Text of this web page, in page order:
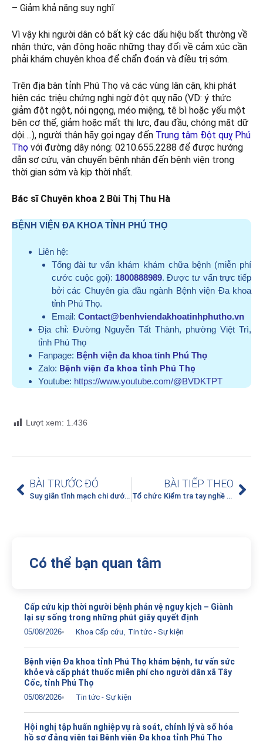
– Giảm khả năng suy nghĩ
Vì vậy khi người dân có bất kỳ các dấu hiệu bất thường về
nhận thức, vận động hoặc những thay đổi về cảm xúc cần
phải khám chuyên khoa để chẩn đoán và điều trị sớm.
Trên địa bàn tỉnh Phú Thọ và các vùng lân cận, khi phát
hiện các triệu chứng nghi ngờ đột quỵ não (VD: ý thức
giảm đột ngột, nói ngọng, méo miệng, tê bì hoặc yếu một
bên cơ thể, giảm hoặc mất thị lực, đau đầu, chóng mặt dữ
dội….), người thân hãy gọi ngay đến Trung tâm Đột quỵ Phú
Thọ với đường dây nóng: 0210.655.2288 để được hướng
dẫn sơ cứu, vận chuyển bệnh nhân đến bệnh viện trong
thời gian sớm và kịp thời nhất.
Bác sĩ Chuyên khoa 2 Bùi Thị Thu Hà
BỆNH VIỆN ĐA KHOA TỈNH PHÚ THỌ
Liên hệ:
Tổng đài tư vấn khám khám chữa bệnh (miễn phí
cước cuộc gọi): 1800888989. Được tư vấn trực tiếp
bởi các Chuyên gia đầu ngành Bệnh viện Đa khoa
tỉnh Phú Thọ.
Email: Contact@benhviendakhoatinhphutho.vn
Địa chỉ: Đường Nguyễn Tất Thành, phường Việt Trì,
tỉnh Phú Thọ
Fanpage: Bệnh viện đa khoa tỉnh Phú Thọ
Zalo: Bệnh viện đa khoa tỉnh Phú Thọ
Youtube: https://www.youtube.com/@BVDKTPT
Lượt xem: 1.436
BÀI TRƯỚC ĐÓ
Suy giãn tĩnh mạch chi dưới – Người bệnh từ Nghệ An đến Bệnh viện đa khoa tỉnh Phú Thọ điều trị
BÀI TIẾP THEO
Tổ chức Kiểm tra tay nghề chuyên môn cho Bác sĩ có thâm niên công tác dưới 5 năm
Có thể bạn quan tâm
Cấp cứu kịp thời người bệnh phản vệ nguy kịch – Giành
lại sự sống trong những phút giây quyết định
05/08/2026 Khoa Cấp cứu Tin tức - Sự kiện
Bệnh viện Đa khoa tỉnh Phú Thọ khám bệnh, tư vấn sức
khỏe và cấp phát thuốc miễn phí cho người dân xã Tây
Cốc, tỉnh Phú Thọ
05/08/2026 Tin tức - Sự kiện
Hội nghị tập huấn nghiệp vụ rà soát, chỉnh lý và số hóa
hồ sơ đảng viên tại Bệnh viện Đa khoa tỉnh Phú Thọ